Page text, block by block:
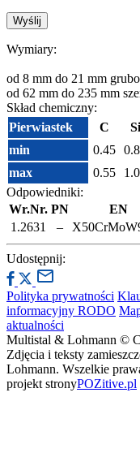
Wymiary:
od 8 mm do 21 mm
od 62 mm do 235 mm
Skład chemiczny:
Pierwiastek
C Si
min
0.45
max
0.55
Odpowiedniki:
Wr.Nr. PN EN
1.2631
–
Udostępnij:
Polityka prywatności
informacyjny RODO
aktualności
Multistal & Lohmann ©
Zdjęcia i teksty
Lohmann. Wszelkie
projekt stronyPOZitive.pl